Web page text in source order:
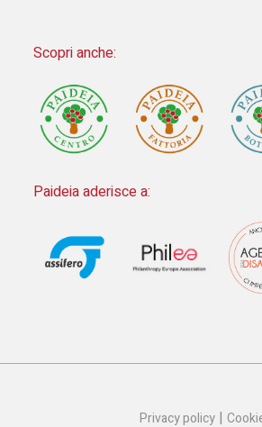
Scopri anche:
Paideia aderisce a:
Privacy policy |